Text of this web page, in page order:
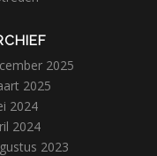
2025
2025
2024
2024
2023